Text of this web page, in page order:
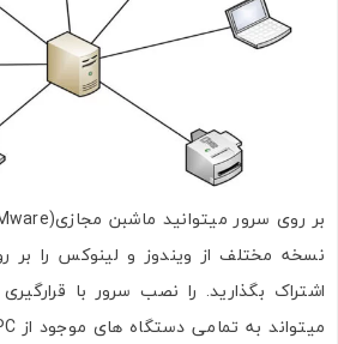
نسخه مختلف از ویندوز و لینوکس را
اشتراک بگذارید. را نصب سرور با